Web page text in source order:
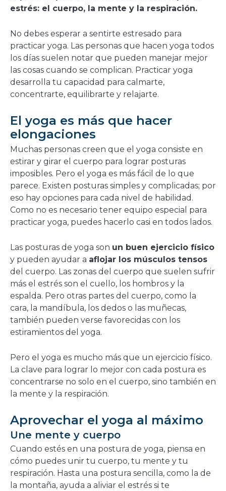
estrés: el cuerpo, la mente y la respiración.
No debes esperar a sentirte estresado para
practicar yoga. Las personas que hacen yoga todos
los días suelen notar que pueden manejar mejor
las cosas cuando se complican. Practicar yoga
desarrolla tu capacidad para calmarte,
concentrarte, equilibrarte y relajarte.
El yoga es más que hacer
elongaciones
Muchas personas creen que el yoga consiste en
estirar y girar el cuerpo para lograr posturas
imposibles. Pero el yoga es más fácil de lo que
parece. Existen posturas simples y complicadas; por
eso hay opciones para cada nivel de habilidad.
Como no es necesario tener equipo especial para
practicar yoga, puedes hacerlo casi en todos lados.
Las posturas de yoga son un buen ejercicio físico
y pueden ayudar a aflojar los músculos tensos
del cuerpo. Las zonas del cuerpo que suelen sufrir
más el estrés son el cuello, los hombros y la
espalda. Pero otras partes del cuerpo, como la
cara, la mandíbula, los dedos o las muñecas,
también pueden verse favorecidas con los
estiramientos del yoga.
Pero el yoga es mucho más que un ejercicio físico.
La clave para lograr lo mejor con cada postura es
concentrarse no solo en el cuerpo, sino también en
la mente y la respiración.
Aprovechar el yoga al máximo
Une mente y cuerpo
Cuando estés en una postura de yoga, piensa en
cómo puedes unir tu cuerpo, tu mente y tu
respiración. Hasta una postura sencilla, como la de
la montaña, ayuda a aliviar el estrés si te